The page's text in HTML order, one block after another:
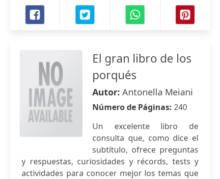
El gran libro de los
porqués
Autor: Antonella Meiani
Número de Páginas: 240
Un excelente libro de
consulta que, como dice el
subtítulo, ofrece preguntas
y respuestas, curiosidades y récords, tests y
actividades para conocer mejor los temas que